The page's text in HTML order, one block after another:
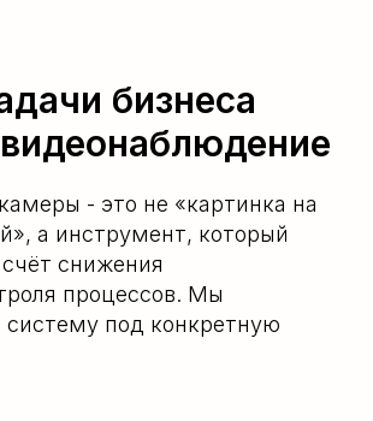
бизнеса
- это не «картинка на
а инструмент, который
снижения
процессов. Мы
систему под конкретную